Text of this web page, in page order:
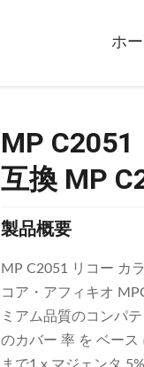
ホ
MP
互換 MP
製品概要
MP C2051 リコー カ
コア・アフィキオ
ミアム品質のコンパ
のカバー 率 を ベース